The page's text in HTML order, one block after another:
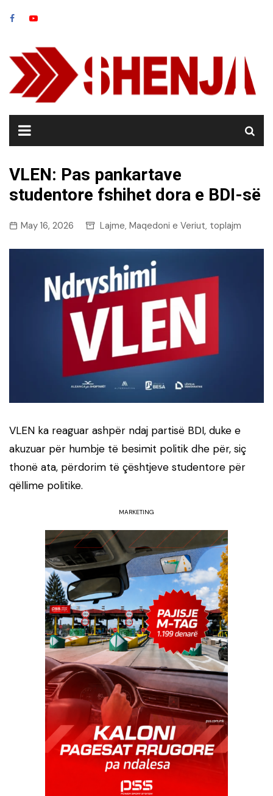
VLEN: Pas pankartave
studentore fshihet dora e BDI-së
May 16, 2026 Lajme, Maqedoni e Veriut, toplajm
VLEN ka reaguar ashpër ndaj partisë BDI, duke e
akuzuar për humbje të besimit politik dhe për, siç
thonë ata, përdorim të çështjeve studentore për
qëllime politike.
MARKETING